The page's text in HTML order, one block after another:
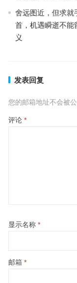
舍远图近，但求就
首，机遇瞬逝不能
义
发表回复
您的邮箱地址不会被公
评论 *
显示名称 *
邮箱 *